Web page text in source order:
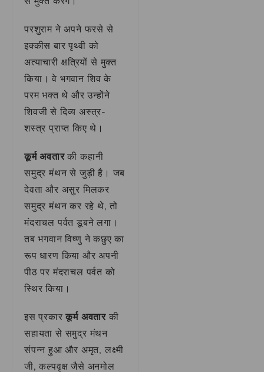
परशुराम ने अपने फरसे से
इक्कीस बार पृथ्वी को
अत्याचारी क्षत्रियों से मुक्त
किया। वे भगवान शिव के
परम भक्त थे और उन्होंने
शिवजी से दिव्य अस्त्र-
शस्त्र प्राप्त किए थे।
कूर्म अवतारकी कहानी
समुद्र मंथन से जुड़ी है। जब
देवता और असुर मिलकर
समुद्र मंथन कर रहे थे, तो
मंदराचल पर्वत डूबने लगा।
तब भगवान विष्णु ने कछुए का
रूप धारण किया और अपनी
पीठ पर मंदराचल पर्वत को
स्थिर किया।
इस प्रकारकूर्म अवतार की
सहायता से समुद्र मंथन
संपन्न हुआ और अमृत, लक्ष्मी
जी, कल्पवृक्ष जैसे अनमोल